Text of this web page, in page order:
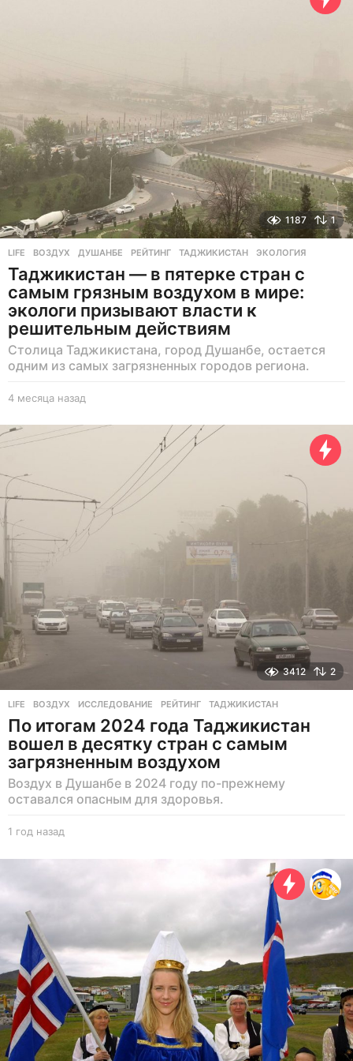
1187 1
LIFE ВОЗДУХ ,ДУШАНБЕ ,РЕЙТИНГ ,ТАДЖИКИСТАН ,ЭКОЛОГИЯ
Таджикистан — в пятерке стран с
самым грязным воздухом в мире:
экологи призывают власти к
решительным действиям
Столица Таджикистана, город Душанбе, остается
одним из самых загрязненных городов региона.
4 месяца назад
е
н
з
3412 2
LIFE ВОЗДУХ ,ИССЛЕДОВАНИЕ ,РЕЙТИНГ ,ТАДЖИКИСТАН
По итогам 2024 года Таджикистан
вошел в десятку стран с самым
загрязненным воздухом
Воздух в Душанбе в 2024 году по-прежнему
оставался опасным для здоровья.
1 год назад
о
д